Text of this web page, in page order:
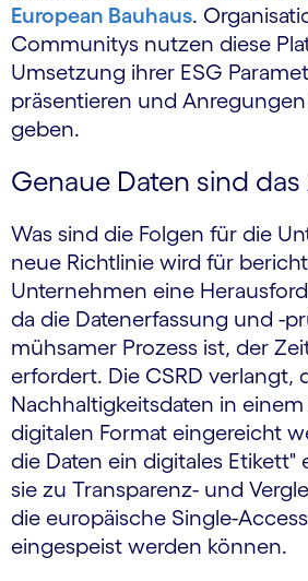
European Bauhaus.
Communitys nutzen diese
Umsetzung ihrer ESG
präsentieren und
geben.
Genaue Daten sind
Was sind die Folgen für die
neue Richtlinie wird für
Unternehmen eine
da die Datenerfassung und -
mühsamer Prozess ist, der
erfordert. Die CSRD verlangt,
Nachhaltigkeitsdaten in
digitalen Format eingereicht
die Daten ein digitales Etikett"
sie zu Transparenz- und
die europäische Single-
eingespeist werden können.